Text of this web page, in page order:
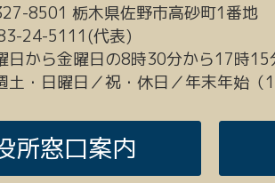
8501 栃木県佐野市高砂町1番地
24-5111(代表)
日から金曜日の8時30分から17時15
土・日曜日／祝・休日／年末年始
所窓口案内